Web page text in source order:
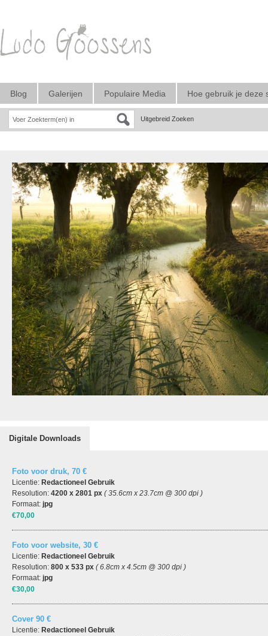
Blog Galerijen Populaire Media Hoe gebruik je deze
Uitgebreid Zoeken
Digitale Downloads
Foto voor druk, 70 €
Licentie: Redactioneel Gebruik
Resolution: 4200 x 2801 px ( 35.6cm x 23.7cm @ 300 dpi )
Formaat: jpg
€70,00
Foto voor website, 30 €
Licentie: Redactioneel Gebruik
Resolution: 800 x 533 px ( 6.8cm x 4.5cm @ 300 dpi )
Formaat: jpg
€30,00
Cover 90 €
Licentie: Redactioneel Gebruik